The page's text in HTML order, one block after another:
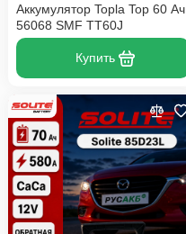
Аккумулятор Topla Top 60 Ач
56068 SMF TT60J
Купить